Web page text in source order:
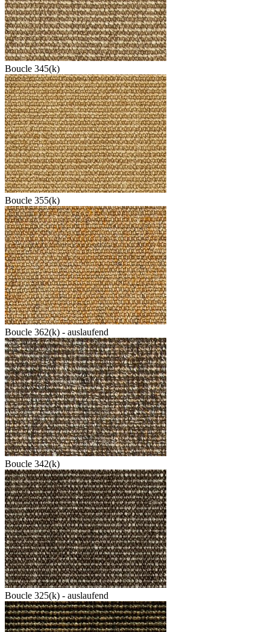
Boucle 345(k)
Boucle 355(k)
Boucle 362(k) - auslaufend
Boucle 342(k)
Boucle 325(k) - auslaufend